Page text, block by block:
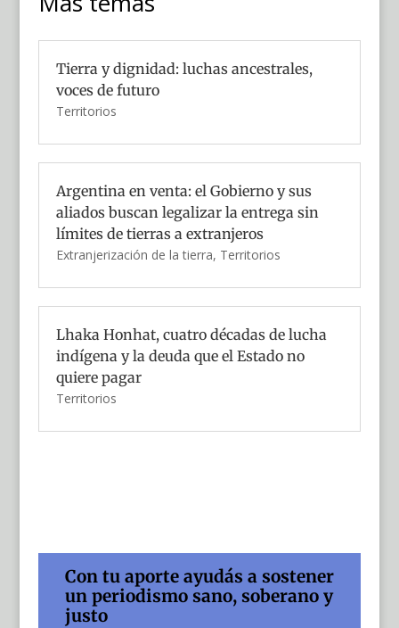
Tierra y dignidad: luchas ancestrales,
voces de futuro
Territorios
Argentina en venta: el Gobierno y sus
aliados buscan legalizar la entrega sin
límites de tierras a extranjeros
Extranjerización de la tierra, Territorios
Lhaka Honhat, cuatro décadas de lucha
indígena y la deuda que el Estado no
quiere pagar
Territorios
Con tu aporte ayudás a sostener
un periodismo sano, soberano y
justo